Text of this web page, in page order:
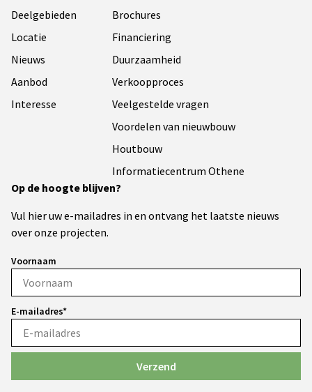
Deelgebieden
Locatie
Nieuws
Aanbod
Interesse
Brochures
Financiering
Duurzaamheid
Verkoopproces
Veelgestelde vragen
Voordelen van nieuwbouw
Houtbouw
Informatiecentrum Othene
Op de hoogte blijven?
Vul hier uw e-mailadres in en ontvang het laatste nieuws
over onze projecten.
Voornaam
E-mailadres*
Verzend